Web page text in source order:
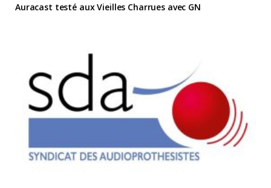
Auracast testé aux Vieilles Charrues avec GN